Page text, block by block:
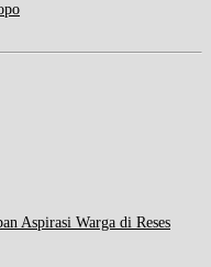
Aspirasi Warga di Reses